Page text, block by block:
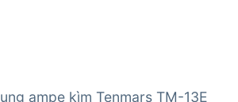
ampe kìm Tenmars TM-13E